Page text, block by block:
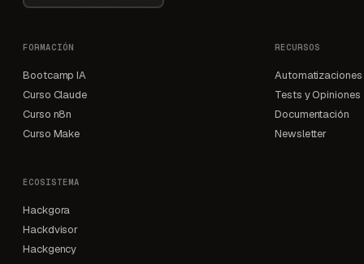
FORMACIÓN
Bootcamp IA
Curso Claude
Curso n8n
Curso Make
RECURSOS
Automatizaciones
Tests y Opiniones
Documentación
Newsletter
ECOSISTEMA
Hackgora
Hackdvisor
Hackgency